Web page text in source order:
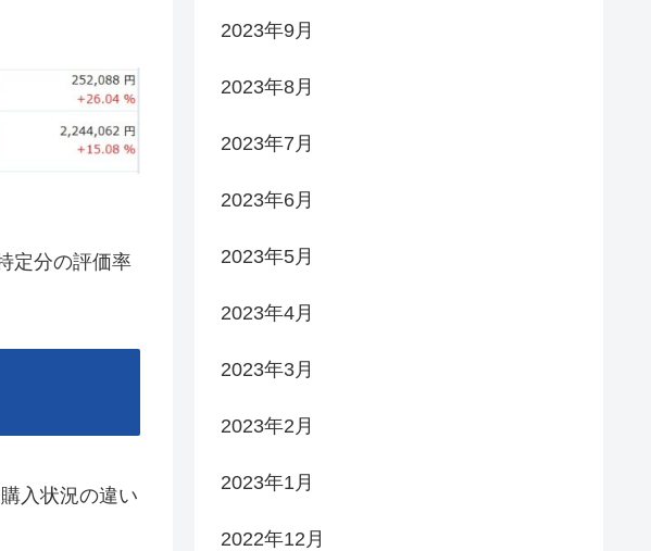
定分の評価率
入状況の違い
2023年9月
2023年8月
2023年7月
2023年6月
2023年5月
2023年4月
2023年3月
2023年2月
2023年1月
2022年12月